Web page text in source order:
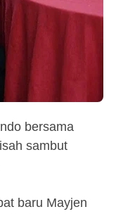
bersama
sambut
baru Mayjen